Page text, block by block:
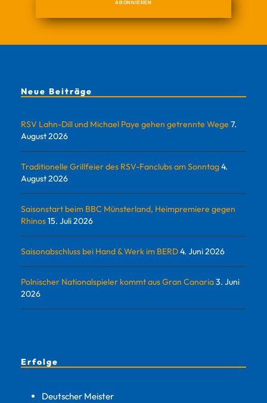
Neue Beiträge
RSV Lahn-Dill und Michael Paye gehen getrennte Wege 7.
August 2026
Traditionelle Grillfeier des RSV-Fanclubs am Sonntag4.
August 2026
Saisonstart beim BBC Münsterland, Heimpremiere gegen
Rhinos15. Juli 2026
Saisonabschluss bei Hand & Werk im BERD4. Juni 2026
Polnischer Nationalspieler kommt aus Gran Canaria3. Juni
2026
Erfolge
Deutscher Meister